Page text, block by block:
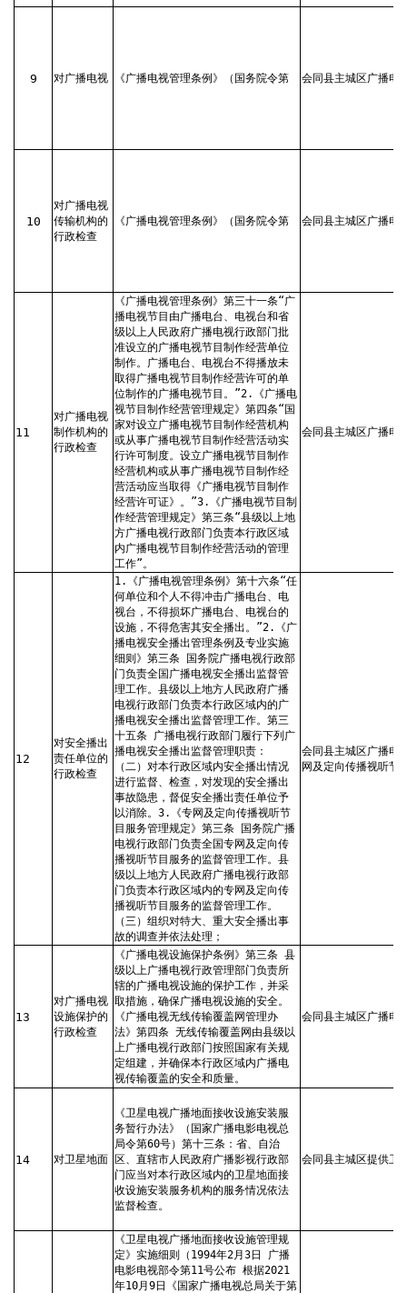
9 对广播电视 《广播电视管理条例》（国务院令第 会同县主城区广播电
10
对广播电视
传输机构的
行政检查
《广播电视管理条例》（国务院令第 会同县主城区广播电
11
对广播电视
制作机构的
行政检查
《广播电视管理条例》第三十一条“广
播电视节目由广播电台、电视台和省
级以上人民政府广播电视行政部门批
准设立的广播电视节目制作经营单位
制作。广播电台、电视台不得播放未
取得广播电视节目制作经营许可的单
位制作的广播电视节目。”2.《广播电
视节目制作经营管理规定》第四条“国
家对设立广播电视节目制作经营机构
或从事广播电视节目制作经营活动实
行许可制度。设立广播电视节目制作
经营机构或从事广播电视节目制作经
营活动应当取得《广播电视节目制作
经营许可证》。”3.《广播电视节目制
作经营管理规定》第三条“县级以上地
方广播电视行政部门负责本行政区域
内广播电视节目制作经营活动的管理
工作”。
会同县主城区广播电
12
对安全播出
责任单位的
行政检查
1.《广播电视管理条例》第十六条“任
何单位和个人不得冲击广播电台、电
视台，不得损坏广播电台、电视台的
设施，不得危害其安全播出。”2.《广
播电视安全播出管理条例及专业实施
细则》第三条 国务院广播电视行政部
门负责全国广播电视安全播出监督管
理工作。县级以上地方人民政府广播
电视行政部门负责本行政区域内的广
播电视安全播出监督管理工作。第三
十五条 广播电视行政部门履行下列广
播电视安全播出监督管理职责：
（二）对本行政区域内安全播出情况
进行监督、检查，对发现的安全播出
事故隐患，督促安全播出责任单位予
以消除。3.《专网及定向传播视听节
目服务管理规定》第三条 国务院广播
电视行政部门负责全国专网及定向传
播视听节目服务的监督管理工作。县
级以上地方人民政府广播电视行政部
门负责本行政区域内的专网及定向传
播视听节目服务的监督管理工作。
（三）组织对特大、重大安全播出事
故的调查并依法处理；
会同县主城区广播电
网及定向传播视听节
13
对广播电视
设施保护的
行政检查
《广播电视设施保护条例》第三条 县
级以上广播电视行政管理部门负责所
辖的广播电视设施的保护工作，并采
取措施，确保广播电视设施的安全。
《广播电视无线传输覆盖网管理办
法》第四条 无线传输覆盖网由县级以
上广播电视行政部门按照国家有关规
定组建，并确保本行政区域内广播电
视传输覆盖的安全和质量。
会同县主城区广播电
14 对卫星地面
《卫星电视广播地面接收设施安装服
务暂行办法》（国家广播电影电视总
局令第60号）第十三条：省、自治
区、直辖市人民政府广播影视行政部
门应当对本行政区域内的卫星地面接
收设施安装服务机构的服务情况依法
监督检查。
会同县主城区提供卫
《卫星电视广播地面接收设施管理规
定》实施细则（1994年2月3日 广播
电影电视部令第11号公布 根据2021
年10月9日《国家广播电视总局关于第